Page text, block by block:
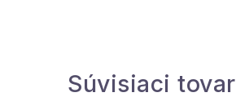
Súvisiaci tovar